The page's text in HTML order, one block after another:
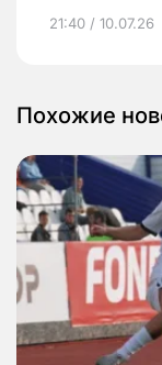
21:40 / 10.07.26
Похожие